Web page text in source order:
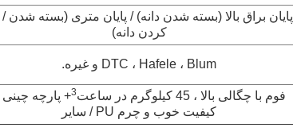
پایان براق بالا (بسته شدن دانه) / پایان متری (بسته شدن /
کردن دانه)
DTC ، Hafele ، Blum و غیره.
فوم با چگالی بالا ، 45 کیلوگرم در ساعت 3+ پارچه چینی
کیفیت خوب و چرم PU / سایر